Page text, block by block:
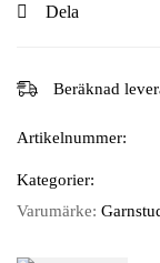
Dela
Beräknad
Artikelnummer:
Kategorier:
Varumärke: